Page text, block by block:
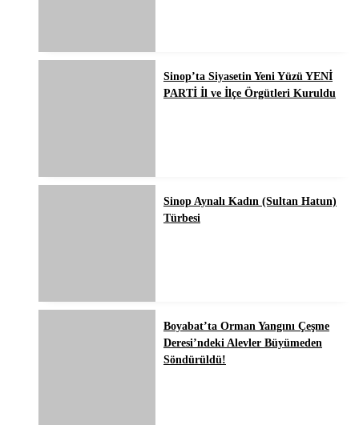
Sinop’ta Siyasetin Yeni Yüzü YENİ
PARTİ İl ve İlçe Örgütleri Kuruldu
Sinop Aynalı Kadın (Sultan Hatun)
Türbesi
Boyabat’ta Orman Yangını Çeşme
Deresi’ndeki Alevler Büyümeden
Söndürüldü!